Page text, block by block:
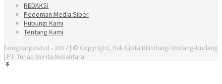
REDAKSI
Pedoman Media Siber
Hubungi Kami
Tentang Kami
bongkarpost.id - 2017 | © Copyright, Hak Cipta Dilindungi Undang-Undang
| PT. Tunas Berita Nusantara